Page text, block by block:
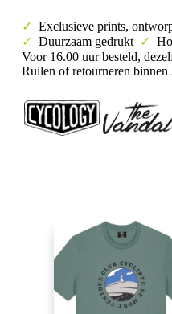
✓ Exclusieve prints,
✓ Duurzaam gedrukt ✓
Voor 16.00 uur besteld,
Ruilen of retourneren binnen